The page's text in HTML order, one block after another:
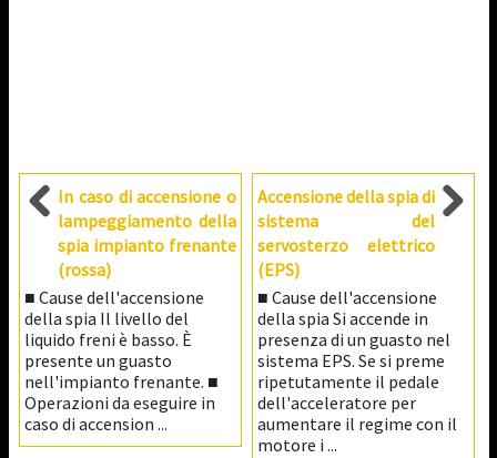
In caso di accensione o
lampeggiamento della
spia impianto frenante
(rossa)
■ Cause dell'accensione
della spia Il livello del
liquido freni è basso. È
presente un guasto
nell'impianto frenante. ■
Operazioni da eseguire in
caso di accension ...
Accensione della spia di
sistema del
servosterzo elettrico
(EPS)
■ Cause dell'accensione
della spia Si accende in
presenza di un guasto nel
sistema EPS. Se si preme
ripetutamente il pedale
dell'acceleratore per
aumentare il regime con il
motore i ...